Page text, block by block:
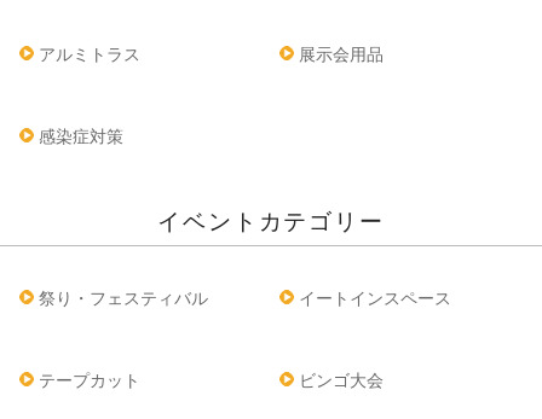
アルミトラス 展示会用品
感染症対策
イベントカテゴリー
祭り・フェスティバル イートインスペース
テープカット ビンゴ大会